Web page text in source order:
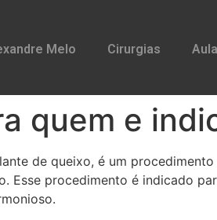
Melo Cirurgias
quem e
de queixo, é um
Esse procedimento é indicado